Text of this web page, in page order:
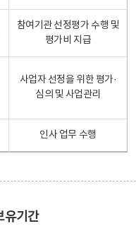
참여기관 선정평가 수행 및
평가비 지급
사업자 선정을 위한 평가·
심의 및 사업관리
인사 업무 수행
유기간